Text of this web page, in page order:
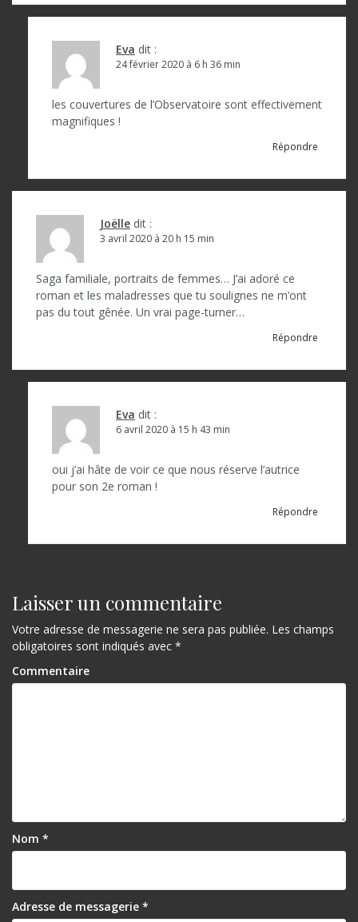
Eva dit :
24 février 2020 à 6 h 36 min
les couvertures de l’Observatoire sont effectivement
magnifiques !
Répondre
Joëlle dit :
3 avril 2020 à 20 h 15 min
Saga familiale, portraits de femmes… J’ai adoré ce
roman et les maladresses que tu soulignes ne m’ont
pas du tout gênée. Un vrai page-turner…
Répondre
Eva dit :
6 avril 2020 à 15 h 43 min
oui j’ai hâte de voir ce que nous réserve l’autrice
pour son 2e roman !
Répondre
Laisser un commentaire
Votre adresse de messagerie ne sera pas publiée. Les champs
obligatoires sont indiqués avec *
Commentaire
Nom *
Adresse de messagerie *